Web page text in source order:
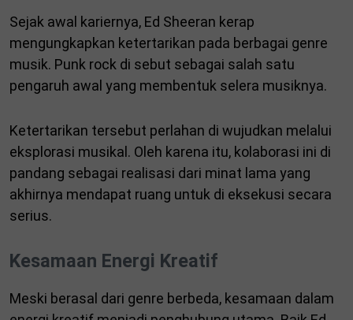
Sejak awal kariernya, Ed Sheeran kerap
mengungkapkan ketertarikan pada berbagai genre
musik. Punk rock di sebut sebagai salah satu
pengaruh awal yang membentuk selera musiknya.
Ketertarikan tersebut perlahan di wujudkan melalui
eksplorasi musikal. Oleh karena itu, kolaborasi ini di
pandang sebagai realisasi dari minat lama yang
akhirnya mendapat ruang untuk di eksekusi secara
serius.
Kesamaan Energi Kreatif
Meski berasal dari genre berbeda, kesamaan dalam